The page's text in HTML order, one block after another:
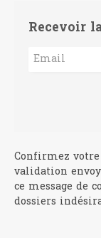
Recevoir
Confirmez
validation
ce message de
dossiers